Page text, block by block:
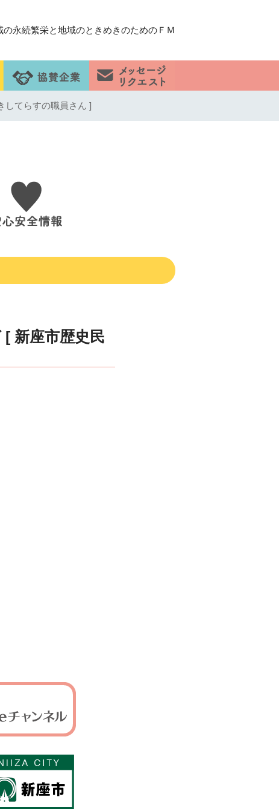
の永続繁栄と地域のときめきのためのＦＭ
してらすの職員さん ]
[ 新座市歴史民